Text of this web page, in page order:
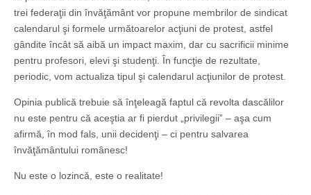
trei federaţii din învăţământ vor propune membrilor de sindicat
calendarul şi formele următoarelor acţiuni de protest, astfel
gândite încât să aibă un impact maxim, dar cu sacrificii minime
pentru profesori, elevi şi studenţi. În funcţie de rezultate,
periodic, vom actualiza tipul şi calendarul acţiunilor de protest.
Opinia publică trebuie să înţeleagă faptul că revolta dascălilor
nu este pentru că aceştia ar fi pierdut „privilegii” – aşa cum
afirmă, în mod fals, unii decidenţi – ci pentru salvarea
învăţământului românesc!
Nu este o lozincă, este o realitate!